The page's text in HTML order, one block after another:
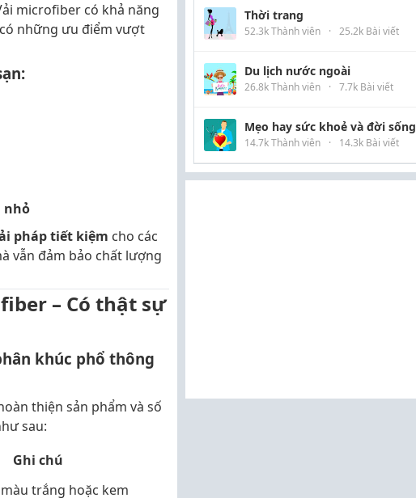
microfiber có khả năng
những ưu điểm vượt
nhỏ
pháp tiết kiệm cho các
vẫn đảm bảo chất lượng
– Có thật sự
khúc phổ thông
thiện sản phẩm và số
sau:
Ghi chú
màu trắng hoặc kem
Thời trang
52.3k Thành viên · 25.2k Bài viết
Du lịch nước ngoài
26.8k Thành viên · 7.7k Bài viết
Mẹo hay sức khoẻ và đời sống
14.7k Thành viên · 14.3k Bài viết